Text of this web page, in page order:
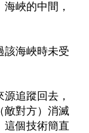
峽的中間，
該海峽時未受
源追蹤回去，
敵對方）消滅
這個技術簡直